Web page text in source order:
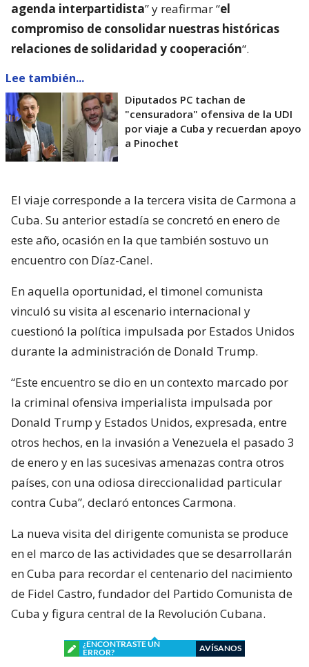
agenda interpartidista” y reafirmar “el
compromiso de consolidar nuestras históricas
relaciones de solidaridad y cooperación“.
Lee también...
Diputados PC tachan de
"censuradora" ofensiva de la UDI
por viaje a Cuba y recuerdan apoyo
a Pinochet
El viaje corresponde a la tercera visita de Carmona a
Cuba. Su anterior estadía se concretó en enero de
este año, ocasión en la que también sostuvo un
encuentro con Díaz-Canel.
En aquella oportunidad, el timonel comunista
vinculó su visita al escenario internacional y
cuestionó la política impulsada por Estados Unidos
durante la administración de Donald Trump.
“Este encuentro se dio en un contexto marcado por
la criminal ofensiva imperialista impulsada por
Donald Trump y Estados Unidos, expresada, entre
otros hechos, en la invasión a Venezuela el pasado 3
de enero y en las sucesivas amenazas contra otros
países, con una odiosa direccionalidad particular
contra Cuba”, declaró entonces Carmona.
La nueva visita del dirigente comunista se produce
en el marco de las actividades que se desarrollarán
en Cuba para recordar el centenario del nacimiento
de Fidel Castro, fundador del Partido Comunista de
Cuba y figura central de la Revolución Cubana.
¿ENCONTRASTE UN
ERROR?
AVÍSANOS